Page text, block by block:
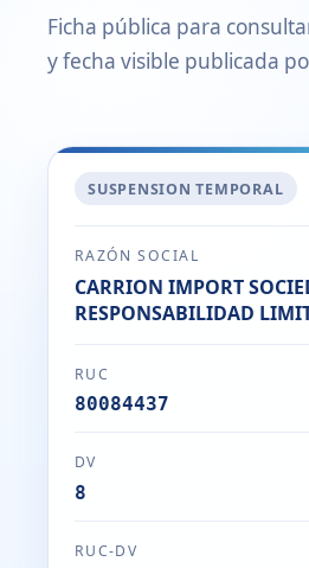
Ficha pública para
y fecha visible publicada
SUSPENSION TEMPORAL
RAZÓN SOCIAL
CARRION IMPORT
RESPONSABILIDAD
RUC
80084437
DV
8
RUC-DV